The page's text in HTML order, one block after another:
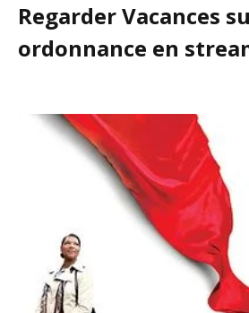
Regarder Vacances
ordonnance en